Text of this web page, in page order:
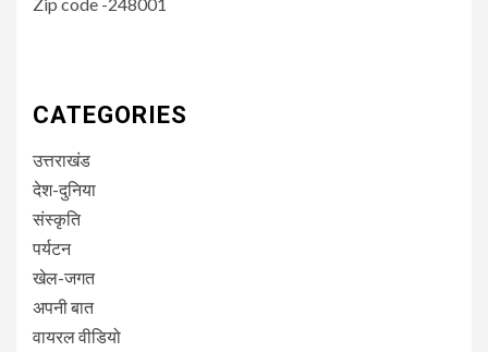
CATEGORIES
उत्तराखंड
देश-दुनिया
संस्कृति
पर्यटन
खेल-जगत
अपनी बात
वायरल वीडियो